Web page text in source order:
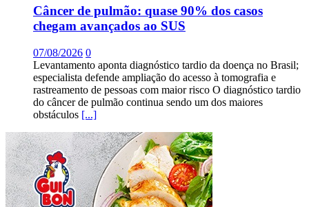
Câncer de pulmão: quase 90% dos casos
chegam avançados ao SUS
07/08/2026 0
Levantamento aponta diagnóstico tardio da doença no Brasil;
especialista defende ampliação do acesso à tomografia e
rastreamento de pessoas com maior risco O diagnóstico tardio
do câncer de pulmão continua sendo um dos maiores
obstáculos [...]